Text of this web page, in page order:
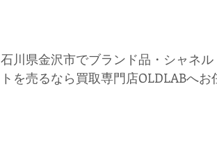
石川県金沢市でブランド品・シャネ
トを売るなら買取専門店OLDLABへ